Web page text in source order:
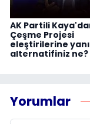
AK Partili
Çeşme Projesi
eleştirilerine
alternatifiniz ne?
Yorumlar